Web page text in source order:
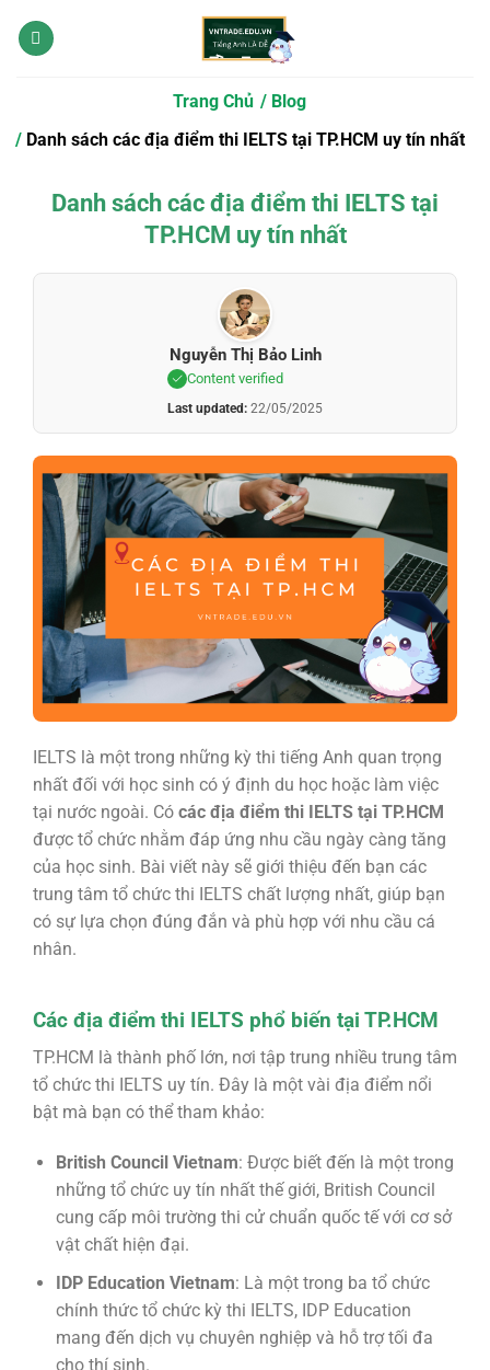
qua
Trang Chủ
Blog
Danh sách các địa điểm thi IELTS tại TP.HCM uy tín nhất
Danh sách các địa điểm thi IELTS tại
TP.HCM uy tín nhất
Nguyễn Thị Bảo Linh
Content verified
Last updated: 22/05/2025
IELTS là một trong những kỳ thi tiếng Anh quan trọng
nhất đối với học sinh có ý định du học hoặc làm việc
tại nước ngoài. Có các địa điểm thi IELTStại TP.HCM
được tổ chức nhằm đáp ứng nhu cầu ngày càng tăng
của học sinh. Bài viết này sẽ giới thiệu đến bạn các
trung tâm tổ chức thi IELTS chất lượng nhất, giúp bạn
có sự lựa chọn đúng đắn và phù hợp với nhu cầu cá
nhân.
Các địa điểm thi IELTS phổ biến tại TP.HCM
TP.HCM là thành phố lớn, nơi tập trung nhiều trung tâm
tổ chức thi IELTS uy tín. Đây là một vài địa điểm nổi
bật mà bạn có thể tham khảo:
British Council Vietnam: Được biết đến là một trong
những tổ chức uy tín nhất thế giới, British Council
cung cấp môi trường thi cử chuẩn quốc tế với cơ sở
vật chất hiện đại.
IDP Education Vietnam: Là một trong ba tổ chức
chính thức tổ chức kỳ thi IELTS, IDP Education
mang đến dịch vụ chuyên nghiệp và hỗ trợ tối đa
cho thí sinh.